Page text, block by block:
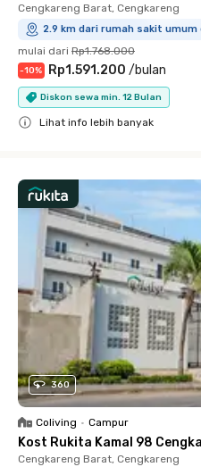
Cengkareng Barat, Cengkareng
2.9 km dari rumah sakit umum
mulai dari Rp1.768.000
-10% Rp1.591.200 /bulan
Diskon sewa min. 12 Bulan
Lihat info lebih banyak
360
Coliving • Campur
Kost Rukita Kamal 98
Cengkareng Barat, Cengkareng